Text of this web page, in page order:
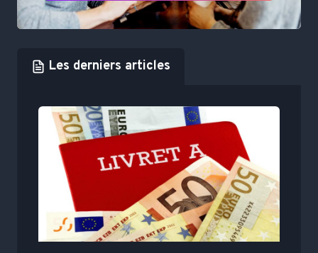
Les derniers articles